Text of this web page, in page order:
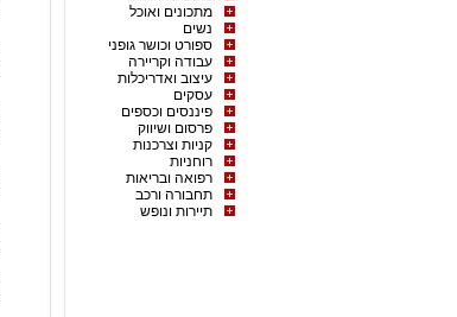
מתכונים ואוכל
נשים
ספורט וכושר גופני
עבודה וקריירה
עיצוב ואדריכלות
עסקים
פיננסים וכספים
פרסום ושיווק
קניות וצרכנות
רוחניות
רפואה ובריאות
תחבורה ורכב
תיירות ונופש